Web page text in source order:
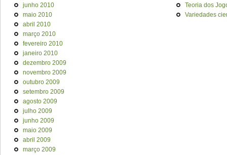
junho 2010
maio 2010
abril 2010
março 2010
fevereiro 2010
janeiro 2010
dezembro 2009
novembro 2009
outubro 2009
setembro 2009
agosto 2009
julho 2009
junho 2009
maio 2009
abril 2009
março 2009
Teoria dos
Variedades